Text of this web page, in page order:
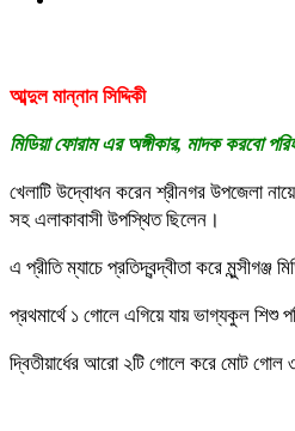
আব্দুল মান্নান সিদ্দিকী
মিডিয়া ফোরাম এর অঙ্গীকার, মাদক করবো
খেলাটি উদ্বোধন করেন শ্রীনগর উপজেলা
সহ এলাকাবাসী উপস্থিত ছিলেন।
এ প্রীতি ম্যাচে প্রতিদ্বন্দ্বীতা করে
প্রথমার্থে ১ গোলে এগিয়ে যায় ভাগ্যকুল শিশু
দ্বিতীয়ার্ধের আরো ২টি গোলে করে মোট